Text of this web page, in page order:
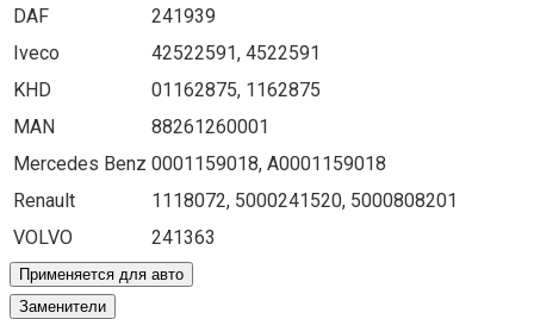
DAF
241939
Iveco
42522591, 4522591
KHD
01162875, 1162875
MAN
88261260001
Mercedes Benz 0001159018, A0001159018
Renault
1118072, 5000241520, 5000808201
VOLVO
241363
Применяется для авто
Заменители